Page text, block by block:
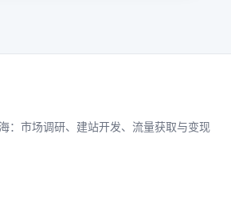
：市场调研、建站开发、流量获取与变现